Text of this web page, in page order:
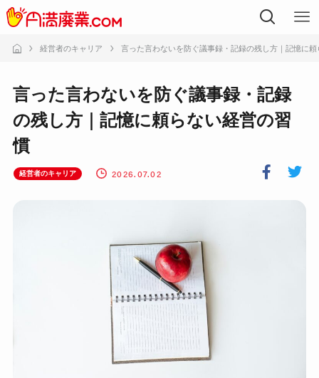
経営者のキャリア 言った言わないを防ぐ議事録・記録の残し方｜記憶に
言った言わないを防ぐ議事録・記録
の残し方｜記憶に頼らない経営の習
慣
経営者のキャリア 2026.07.02